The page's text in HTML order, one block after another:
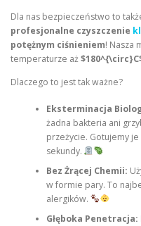
Dla nas bezpieczeństwo to
profesjonalne czyszczenie
potężnym ciśnieniem! Nasza
temperaturze aż
Dlaczego to jest tak ważne?
Eksterminacja
żadna bakteria ani
przeżycie. Gotujemy
sekundy.
Bez Żrącej Chemii:
w formie pary. To
alergików.
Głęboka Penetracja: